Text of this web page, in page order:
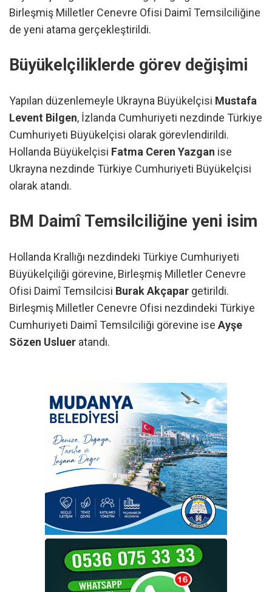
Birleşmiş Milletler Cenevre Ofisi Daimî Temsilciliğine
de yeni atama gerçekleştirildi.
Büyükelçiliklerde görev değişimi
Yapılan düzenlemeyle Ukrayna Büyükelçisi Mustafa
Levent Bilgen, İzlanda Cumhuriyeti nezdinde Türkiye
Cumhuriyeti Büyükelçisi olarak görevlendirildi.
Hollanda Büyükelçisi Fatma Ceren Yazgan ise
Ukrayna nezdinde Türkiye Cumhuriyeti Büyükelçisi
olarak atandı.
BM Daimî Temsilciliğine yeni isim
Hollanda Krallığı nezdindeki Türkiye Cumhuriyeti
Büyükelçiliği görevine, Birleşmiş Milletler Cenevre
Ofisi Daimî Temsilcisi Burak Akçapar getirildi.
Birleşmiş Milletler Cenevre Ofisi nezdindeki Türkiye
Cumhuriyeti Daimî Temsilciliği görevine ise Ayşe
Sözen Usluer atandı.